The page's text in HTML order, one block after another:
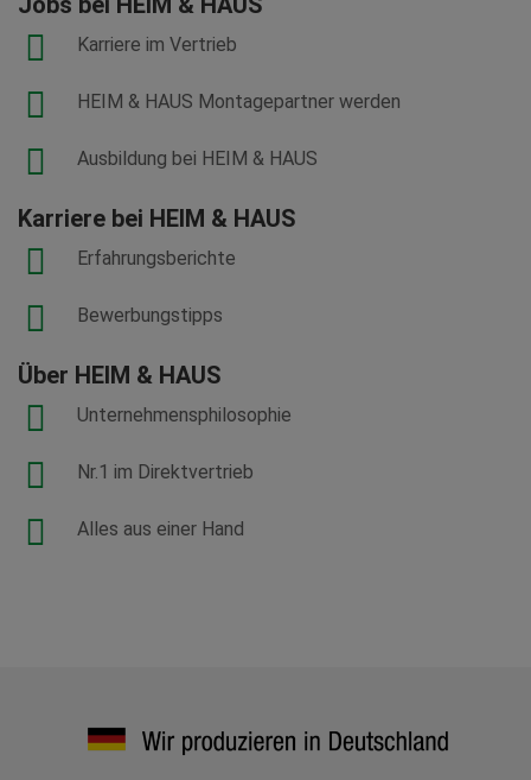
Karriere im Vertrieb
HEIM & HAUS Montagepartner werden
Ausbildung bei HEIM & HAUS
Karriere bei HEIM & HAUS
Erfahrungsberichte
Bewerbungstipps
Über HEIM & HAUS
Unternehmensphilosophie
Nr.1 im Direktvertrieb
Alles aus einer Hand